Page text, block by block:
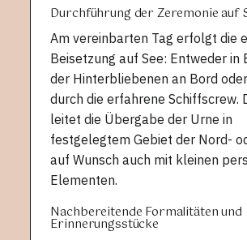
Durchführung der Zeremonie auf
Am vereinbarten Tag erfolgt die
Beisetzung auf See: Entweder in
der Hinterbliebenen an Bord
durch die erfahrene Schiffscrew.
leitet die Übergabe der Urne in
festgelegtem Gebiet der Nord-
auf Wunsch auch mit kleinen
Elementen.
Nachbereitende Formalitäten und
Erinnerungsstücke